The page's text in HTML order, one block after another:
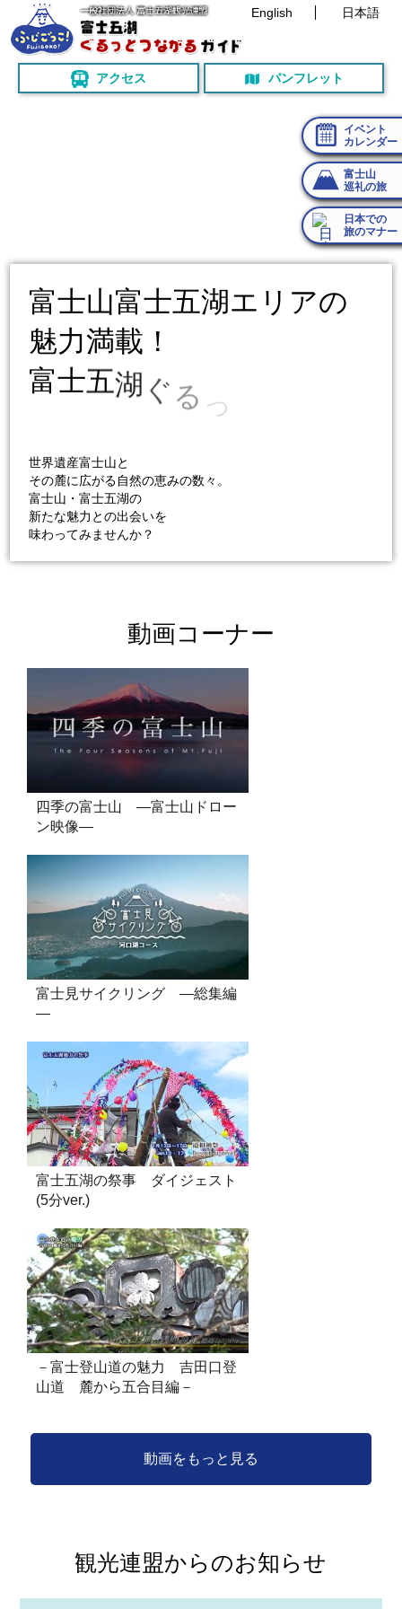
English 日本語
アクセス パンフレット
イベント
カレンダー
富士山
巡礼の旅
日本での
旅のマナー
富士山富士五湖エ リ アの
魅力満載 ！
富士五湖 ぐ る
世界遺産富士山と
その麓に広がる自然の恵みの数々。
富士山・富士五湖の
新たな魅力との出会いを
味わってみませんか？
動画コーナー
四季の富士山 ―富士山ドロー
ン映像―
富士見サイクリング ―総集編
―
富士五湖の祭事 ダイジェスト
(5分ver.)
－富士登山道の魅力 吉田口登
山道 麓から五合目編－
動画をもっと見る
観光連盟からのお知らせ